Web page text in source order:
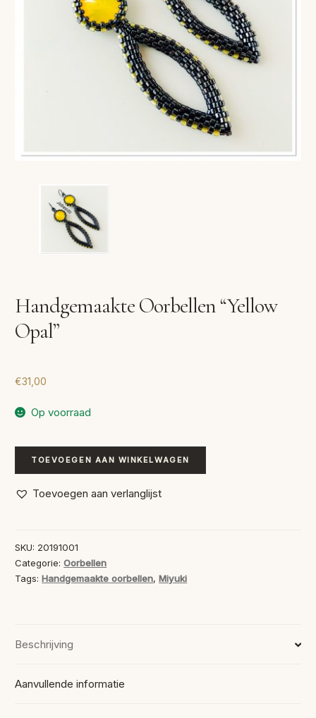
VERLANGLIJST
VERZENDKOSTEN
Handgemaakte Oorbellen “Yellow
Opal”
€31,00
Op voorraad
Handgemaakte
Oorbellen
“Yellow
TOEVOEGEN AAN WINKELWAGEN
Toevoegen aan verlanglijst
SKU: 20191001
Categorie:Oorbellen
Tags:Handgemaakte oorbellen,Miyuki
Beschrijving
Aanvullende informatie